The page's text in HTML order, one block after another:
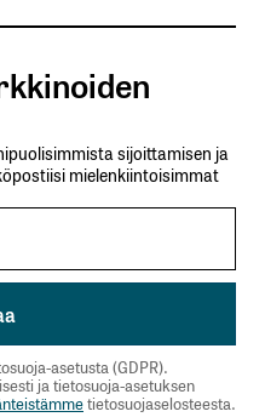
uutiskirje
sijoittamisen ja
mielenkiintoisimmat
asetusta (GDPR).
ja tietosuoja-asetuksen
tietosuojaselosteesta.